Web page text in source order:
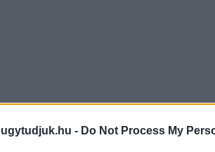
ugytudjuk.hu - Do Not Process My